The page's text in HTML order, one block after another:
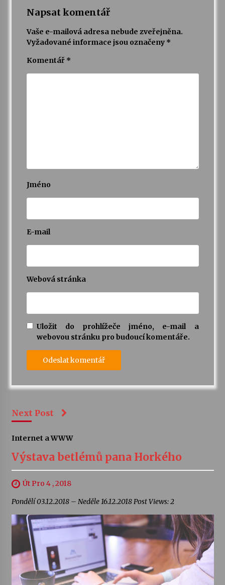
Ozvěny prázdnin
Za kulturou kousek za Humpolec. V Želivě ožije
13. 7. 2026
Napsat komentář
Vaše e-mailová adresa nebude zveřejněna.
Vyžadované informace jsou označeny *
Komentář *
Jméno
E-mail
Webová stránka
Uložit do prohlížeče jméno, e-mail a
webovou stránku pro budoucí komentáře.
Next Post
Internet a WWW
Výstava betlémů pana Horkého
Út Pro 4 , 2018
Pondělí 03.12.2018 – Neděle 16.12.2018 Post Views: 2